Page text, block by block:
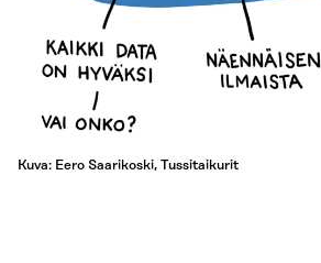
Kuva: Eero Saarikoski, Tussitaikurit